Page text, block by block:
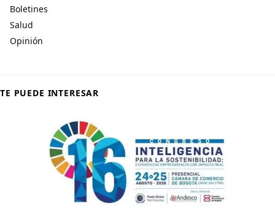
Boletines
Salud
Opinión
TE PUEDE INTERESAR